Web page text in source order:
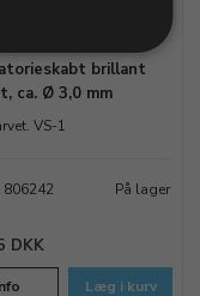
brillant
ca. Ø 3,0 mm
VS-1
806242 På lager
DKK
Læg i kurv